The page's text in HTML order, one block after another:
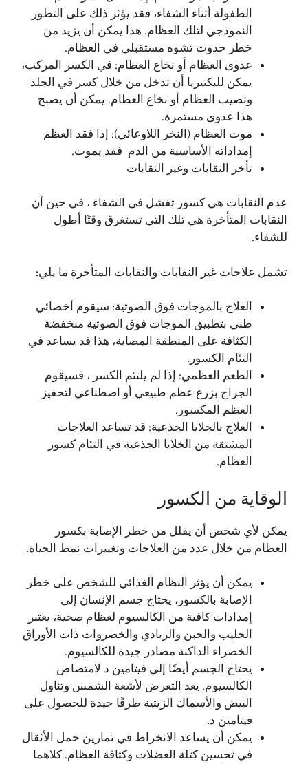
الطفولة أثناء الشفاء، فقد يؤثر ذلك على التطور
النموذجي لتلك العظام. هذا يمكن أن يزيد من
خطر حدوث تشوه مستقبلي في العظام.
عدوى العظام أو نخاع العظام: في الكسر المركب،
يمكن للبكتيريا أن تدخل من خلال كسر في الجلد
وتصيب العظام أو نخاع العظام. يمكن أن يصبح
هذا عدوى مستمرة.
موت العظام (النخر اللاوعائي): إذا فقد العظم
إمداداته الأساسية من الدم فقد يموت.
تأخر النقابات وغير النقابات
عدم النقابات هي كسور تفشل في الشفاء ، في حين أن
النقابات المتأخرة هي تلك التي تستغرق وقتًا أطول
للشفاء.
تشمل علاجات غير النقابات والنقابات المتأخرة ما يلي:
العلاج بالموجات فوق الصوتية: سيقوم أخصائي
طبي بتطبيق الموجات فوق الصوتية منخفضة
الكثافة على المنطقة المصابة، هذا قد يساعد في
التئام الكسور.
الطعم العظمي: إذا لم يلتئم الكسر ، فسيقوم
الجراح بزرع عظم طبيعي أو اصطناعي لتحفيز
العظم المكسور.
العلاج بالخلايا الجذعية: قد تساعد العلاجات
المشتقة من الخلايا الجذعية في التئام كسور
العظام.
الوقاية من الكسور
يمكن لأي شخص أن يقلل من خطر الإصابة بكسور
العظام من خلال عدد من العلاجات وتغييرات نمط الحياة.
يمكن أن يؤثر النظام الغذائي للشخص على خطر
الإصابة بالكسور، يحتاج جسم الإنسان إلى
إمدادات كافية من الكالسيوم لعظام صحية، يعتبر
الحليب والجبن والزبادي والخضروات ذات الأوراق
الخضراء الداكنة مصادر جيدة للكالسيوم.
يحتاج الجسم أيضًا إلى فيتامين د لامتصاص
الكالسيوم. يعد التعرض لأشعة الشمس وتناول
البيض والأسماك الزيتية طرقًا جيدة للحصول على
فيتامين د.
يمكن أن يساعد الانخراط في تمارين حمل الأثقال
في تحسين كتلة العضلات وكثافة العظام. كلاهما